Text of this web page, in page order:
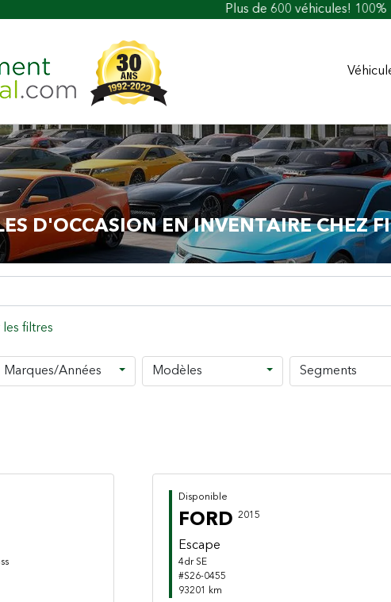
Plus de 600 véhicules! 100%
D'OCCASION EN INVENTAIRE CHEZ
Marques/Années Modèles Segments
Disponible
FORD 2015
Escape
4dr SE
#S26-0455
93201 km